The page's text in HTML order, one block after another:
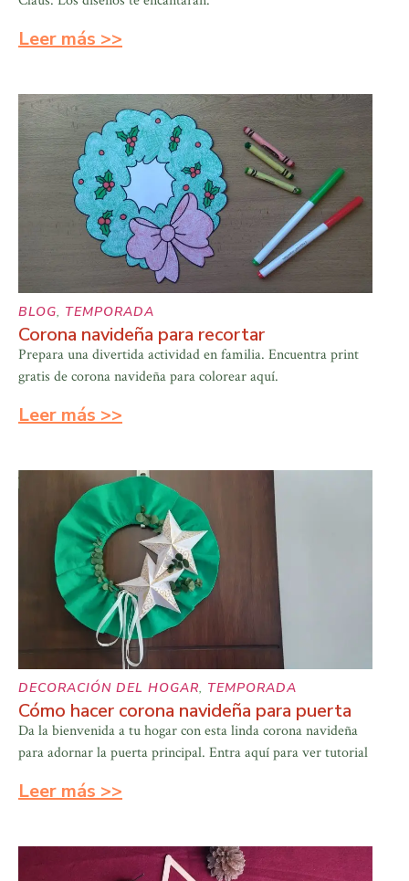
Leer más >>
BLOG, TEMPORADA
Corona navideña para recortar
Prepara una divertida actividad en familia. Encuentra print
gratis de corona navideña para colorear aquí.
Leer más >>
DECORACIÓN DEL HOGAR, TEMPORADA
Cómo hacer corona navideña para puerta
Da la bienvenida a tu hogar con esta linda corona navideña
para adornar la puerta principal. Entra aquí para ver tutorial
Leer más >>